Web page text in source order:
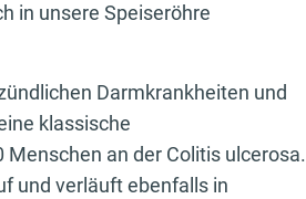
in unsere Speiseröhre
Darmkrankheiten und
klassische
an der Colitis ulcerosa.
und verläuft ebenfalls in